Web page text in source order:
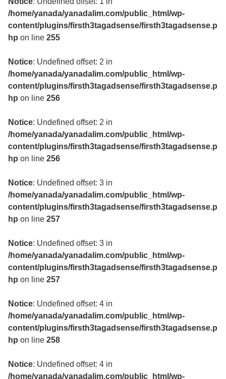
/home/yanada/yanadalim.com/public_html/wp-
content/plugins/firsth3tagadsense/firsth3tagadsense.p
hp on line255
Notice: Undefined offset: 2 in
/home/yanada/yanadalim.com/public_html/wp-
content/plugins/firsth3tagadsense/firsth3tagadsense.p
hp on line256
Notice: Undefined offset: 2 in
/home/yanada/yanadalim.com/public_html/wp-
content/plugins/firsth3tagadsense/firsth3tagadsense.p
hp on line256
Notice: Undefined offset: 3 in
/home/yanada/yanadalim.com/public_html/wp-
content/plugins/firsth3tagadsense/firsth3tagadsense.p
hp on line257
Notice: Undefined offset: 3 in
/home/yanada/yanadalim.com/public_html/wp-
content/plugins/firsth3tagadsense/firsth3tagadsense.p
hp on line257
Notice: Undefined offset: 4 in
/home/yanada/yanadalim.com/public_html/wp-
content/plugins/firsth3tagadsense/firsth3tagadsense.p
hp on line258
Notice: Undefined offset: 4 in
/home/yanada/yanadalim.com/public_html/wp-